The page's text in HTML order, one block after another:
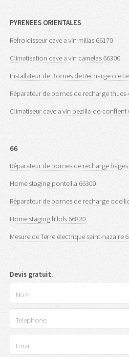
PYRENEES ORIENTALES
Refroidisseur cave a vin millas 66170
Climatisation cave a vin camelas 66300
Installateur de Bornes de Recharge
Réparateur de bornes de recharge
Climatiseur cave a vin pezilla-de-conflent
66
Réparateur de bornes de recharge bages
Home staging ponteilla 66300
Réparateur de bornes de recharge
Home staging fillols 66820
Mesure de Terre électrique saint-nazaire
Devis gratuit.